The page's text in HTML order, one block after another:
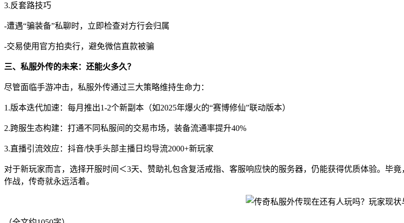
3.反套路技巧
-遭遇“骗装备”私聊时，立即检查对方行会归属
-交易使用官方拍卖行，避免微信直款被骗
三、私服外传的未来：还能火多久？
尽管面临手游冲击，私服外传通过三大策略维持生命力：
1.版本迭代加速：每月推出1-2个新副本（如2025年爆火的“赛博修仙”联动版本）
2.跨服生态构建：打通不同私服间的交易市场，装备流通率提升40%
3.直播引流效应：抖音/快手头部主播日均导流2000+新玩家
对于新玩家而言，选择开服时间＜3天、赞助礼包含复活戒指、客服响应快的服务器，仍能获得优质体验。毕
作战，传奇就永远活着。